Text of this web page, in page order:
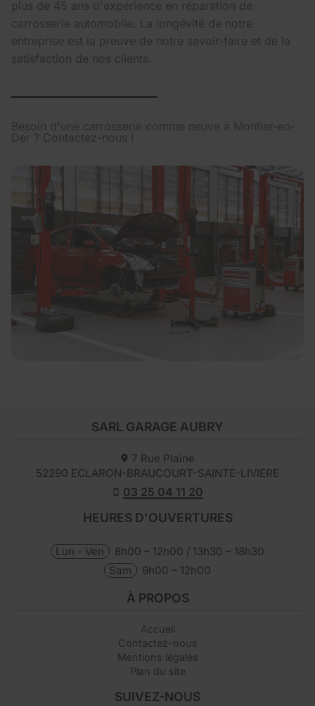
plus de 45 ans d'expérience en réparation de
carrosserie automobile. La longévité de notre
entreprise est la preuve de notre savoir-faire et de la
satisfaction de nos clients.
Besoin d'une carrosserie comme neuve à Montier-en-
Der ? Contactez-nous !
SARL GARAGE AUBRY
7 Rue Plaine
52290 ECLARON-BRAUCOURT-SAINTE-LIVIERE
03 25 04 11 20
HEURES D'OUVERTURES
Lun - Ven
8h00 – 12h00 / 13h30 – 18h30
Sam
9h00 – 12h00
À PROPOS
Accueil
Contactez-nous
Mentions légales
Plan du site
SUIVEZ-NOUS